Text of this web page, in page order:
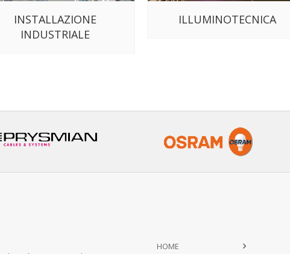
INSTALLAZIONE
INDUSTRIALE
ILLUMINOTECNICA
HOME